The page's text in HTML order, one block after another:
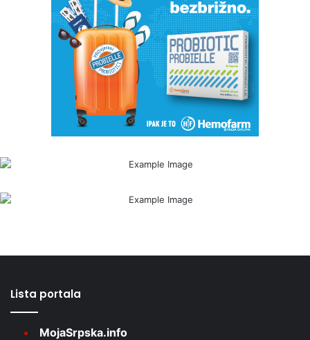
Lista portala
MojaSrpska.info